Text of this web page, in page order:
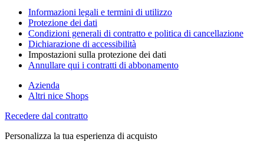
Informazioni legali e termini di utilizzo
Protezione dei dati
Condizioni generali di contratto e politica di cancellazione
Dichiarazione di accessibilità
Impostazioni sulla protezione dei dati
Annullare qui i contratti di abbonamento
Azienda
Altri nice Shops
Recedere dal contratto
Personalizza la tua esperienza di acquisto